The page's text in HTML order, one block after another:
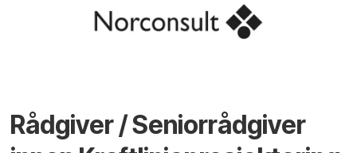
Rådgiver / Seniorrådgiver